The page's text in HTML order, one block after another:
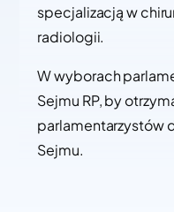
specjalizacją w
radiologii.
W wyborach
Sejmu RP, by
parlamentarzystów
Sejmu.